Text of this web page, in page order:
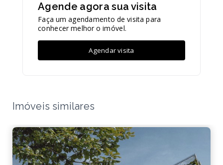
Agende agora sua visita
Faça um agendamento de visita para
conhecer melhor o imóvel.
Agendar visita
Imóveis similares